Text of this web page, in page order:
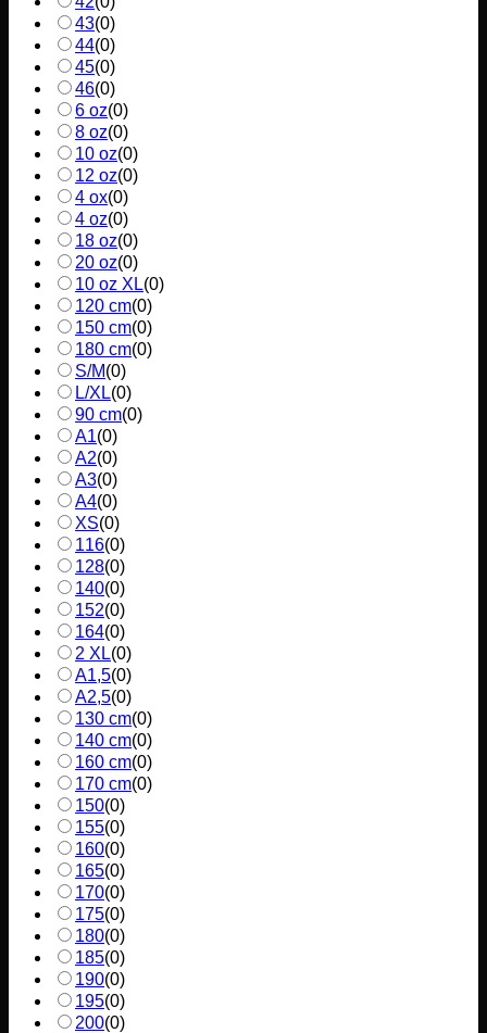
43(0)
44(0)
45(0)
46(0)
6 oz(0)
8 oz(0)
10 oz(0)
12 oz(0)
4 ox(0)
4 oz(0)
18 oz(0)
20 oz(0)
10 oz XL(0)
120 cm(0)
150 cm(0)
180 cm(0)
S/M(0)
L/XL(0)
90 cm(0)
A1(0)
A2(0)
A3(0)
A4(0)
XS(0)
116(0)
128(0)
140(0)
152(0)
164(0)
2 XL(0)
A1,5(0)
A2,5(0)
130 cm(0)
140 cm(0)
160 cm(0)
170 cm(0)
150(0)
155(0)
160(0)
165(0)
170(0)
175(0)
180(0)
185(0)
190(0)
195(0)
200(0)